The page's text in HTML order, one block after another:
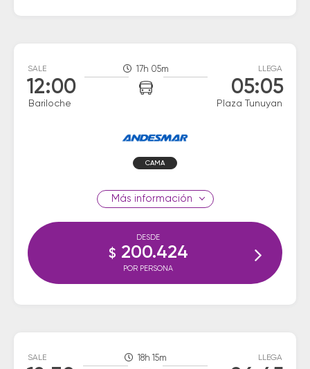
SALE
12:00
Bariloche
17h 05m LLEGA
05:05
Plaza Tunuyan
CAMA
información
DESDE
$ 200.424
POR PERSONA
SALE 18h 15m LLEGA